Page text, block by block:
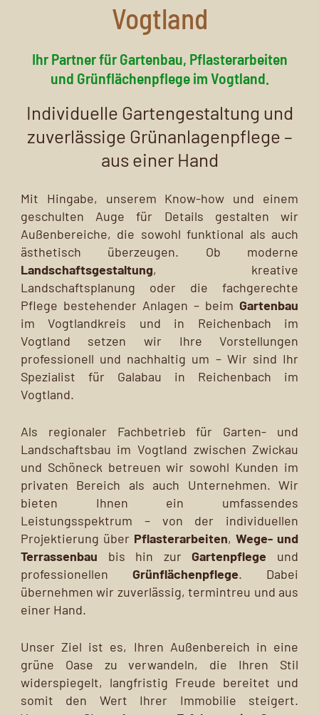
Vogtland
Ihr Partner für Gartenbau, Pflasterarbeiten
und Grünflächenpflege im Vogtland.
Individuelle Gartengestaltung und
zuverlässige Grünanlagenpflege –
aus einer Hand
Mit Hingabe, unserem Know-how und einem
geschulten Auge für Details gestalten wir
Außenbereiche, die sowohl funktional als auch
ästhetisch überzeugen. Ob moderne
Landschaftsgestaltung, kreative
Landschaftsplanung oder die fachgerechte
Pflege bestehender Anlagen – beimGartenbau
im Vogtlandkreis und in Reichenbach im
Vogtland setzen wir Ihre Vorstellungen
professionell und nachhaltig um – Wir sind Ihr
Spezialist für Galabau in Reichenbach im
Vogtland.
Als regionaler Fachbetrieb für Garten- und
Landschaftsbau im Vogtland zwischen Zwickau
und Schöneck betreuen wir sowohl Kunden im
privaten Bereich als auch Unternehmen. Wir
bieten Ihnen ein umfassendes
Leistungsspektrum – von der individuellen
Projektierung über Pflasterarbeiten,Wege- und
Terrassenbau bis hin zurGartenpflege und
professionellen Grünflächenpflege. Dabei
übernehmen wir zuverlässig, termintreu und aus
einer Hand.
Unser Ziel ist es, Ihren Außenbereich in eine
grüne Oase zu verwandeln, die Ihren Stil
widerspiegelt, langfristig Freude bereitet und
somit den Wert Ihrer Immobilie steigert.